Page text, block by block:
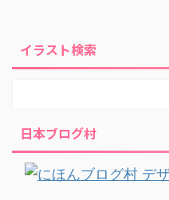
イラスト検索
日本ブログ村